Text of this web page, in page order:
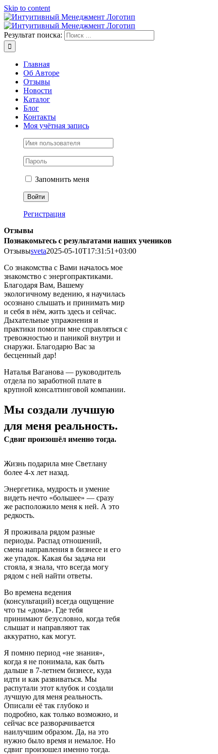
Skip to content
Результат поиска:
Главная
Об Авторе
Отзывы
Новости
Каталог
Блог
Контакты
Моя учётная запись
Запомнить меня
Регистрация
Отзывы
Познакомьтесь с результатами наших учеников
Отзывыsveta2025-05-10T17:31:51+03:00
Со знакомства с Вами началось мое
знакомство с энергопрактиками.
Благодаря Вам, Вашему
экологичному ведению, я научилась
осознано слышать и принимать мир
и себя в нём, жить здесь и сейчас.
Дыхательные упражнения и
практики помогли мне справляться с
тревожностью и паникой внутри и
снаружи. Благодарю Вас за
бесценный дар!
Наталья Ваганова — руководитель
отдела по заработной плате в
крупной консалтинговой компании.
Мы создали лучшую
для меня реальность.
Сдвиг произошёл именно тогда.
Жизнь подарила мне Светлану
более 4-х лет назад.
Энергетика, мудрость и умение
видеть нечто «большее» — сразу
же расположило меня к ней. А это
редкость.
Я проживала рядом разные
периоды. Распад отношений,
смена направления в бизнесе и его
же упадок. Какая бы задача ни
стояла, я знала, что всегда могу
рядом с ней найти ответы.
Во времена ведения
(консультаций) всегда ощущение
что ты «дома». Где тебя
принимают безусловно, когда тебя
слышат и направляют так
аккуратно, как могут.
Я помню период «не знания»,
когда я не понимала, как быть
дальше в 7-летнем бизнесе, куда
идти и как развиваться. Мы
распутали этот клубок и создали
лучшую для меня реальность.
Описали её так глубоко и
подробно, как только возможно, и
сейчас все разворачивается
наилучшим образом. Да, на это
нужно было время и немалое. Но
сдвиг произошел именно тогда.